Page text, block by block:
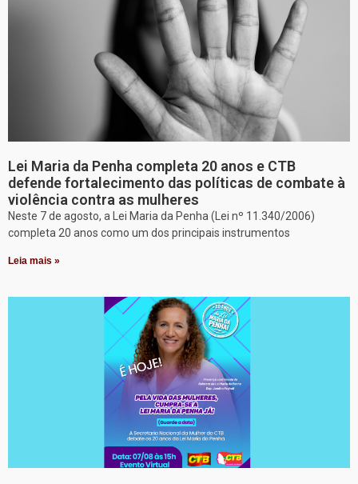
Lei Maria da Penha completa 20 anos e CTB
defende fortalecimento das políticas de combate à
violência contra as mulheres
Neste 7 de agosto, a Lei Maria da Penha (Lei nº 11.340/2006)
completa 20 anos como um dos principais instrumentos
Leia mais »